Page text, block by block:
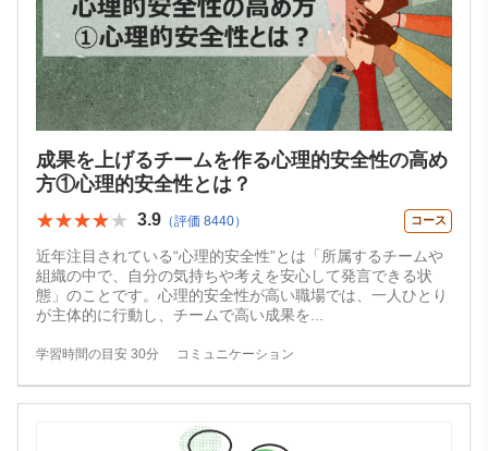
成果を上げるチームを作る心理的安全性の高め
方①心理的安全性とは？
★★★★★
★★★★★ 3.9 （評価 8440） コース
近年注目されている“心理的安全性”とは「所属するチームや
組織の中で、自分の気持ちや考えを安心して発言できる状
態」のことです。心理的安全性が高い職場では、一人ひとり
が主体的に行動し、チームで高い成果を
学習時間の目安 30分 コミュニケーション